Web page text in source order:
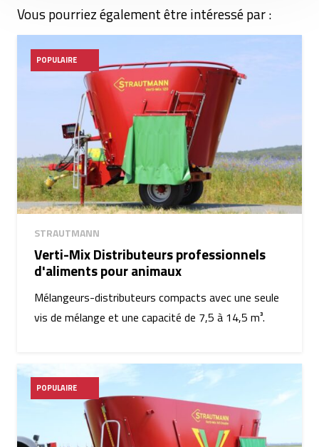
Vous pourriez également être intéressé par :
POPULAIRE
STRAUTMANN
Verti-Mix Distributeurs professionnels
d'aliments pour animaux
Mélangeurs-distributeurs compacts avec une seule
vis de mélange et une capacité de 7,5 à 14,5 m³.
POPULAIRE